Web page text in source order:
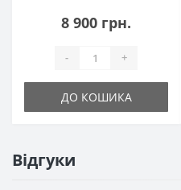
8 900 грн.
- +
ДО КОШИКА
Відгуки